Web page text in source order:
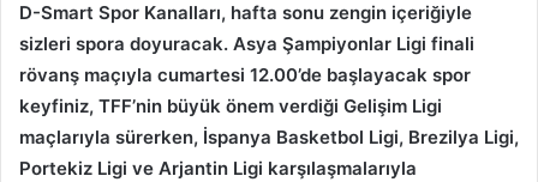
D-Smart Spor Kanalları, hafta sonu zengin içeriğiyle
sizleri spora doyuracak. Asya Şampiyonlar Ligi finali
rövanş maçıyla cumartesi 12.00’de başlayacak spor
keyfiniz, TFF’nin büyük önem verdiği Gelişim Ligi
maçlarıyla sürerken, İspanya Basketbol Ligi, Brezilya Ligi,
Portekiz Ligi ve Arjantin Ligi karşılaşmalarıyla